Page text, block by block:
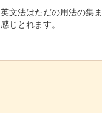
英文法はただの用法の集
感じとれます。